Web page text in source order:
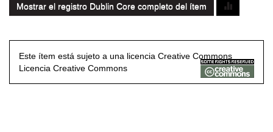
Mostrar el registro Dublin Core completo del ítem
Este ítem está sujeto a una licencia Creative Commons
Licencia Creative Commons